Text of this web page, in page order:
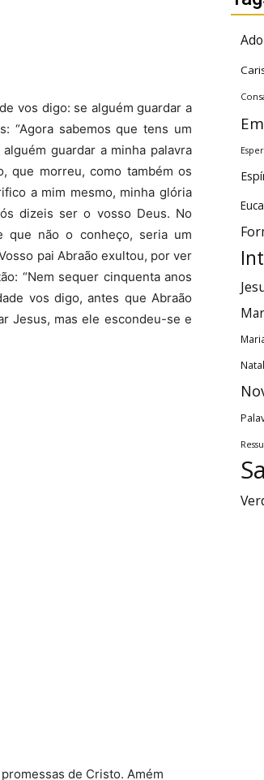
vos digo: se alguém guardar a
“Agora sabemos que tens um
guardar a minha palavra
que morreu, como também os
a mim mesmo, minha glória
dizeis ser o vosso Deus. No
que não o conheço, seria um
pai Abraão exultou, por ver
“Nem sequer cinquenta anos
vos digo, antes que Abraão
Jesus, mas ele escondeu-se e
de Cristo. Amém
Natal